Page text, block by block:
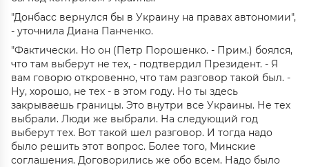
"Донбасс вернулся бы в Украину на правах автономии",
- уточнила Диана Панченко.
"Фактически. Но он (Петр Порошенко. - Прим.) боялся,
что там выберут не тех, - подтвердил Президент. - Я
вам говорю откровенно, что там разговор такой был. -
Ну, хорошо, не тех - в этом году. Но ты здесь
закрываешь границы. Это внутри все Украины. Не тех
выбрали. Люди же выбрали. На следующий год
выберут тех. Вот такой шел разговор. И тогда надо
было решить этот вопрос. Более того, Минские
соглашения. Договорились же обо всем. Надо было